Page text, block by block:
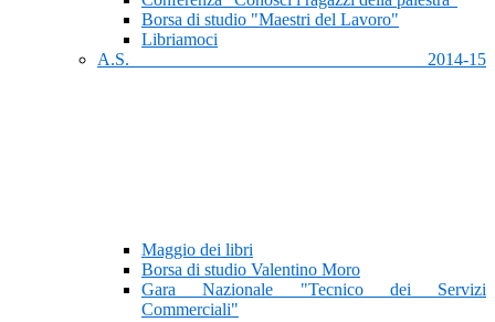
Borsa di studio "Maestri del Lavoro"
Libriamoci
A.S. 2014-15
Maggio dei libri
Borsa di studio Valentino Moro
Gara Nazionale "Tecnico dei Servizi
Commerciali"